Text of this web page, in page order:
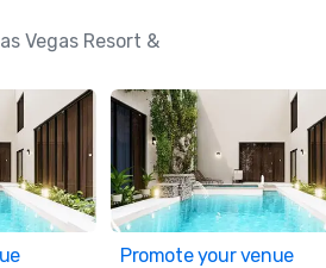
Vegas Resort &
Promote your venue